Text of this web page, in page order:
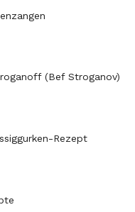
(Bef Stroganov)
Rezept